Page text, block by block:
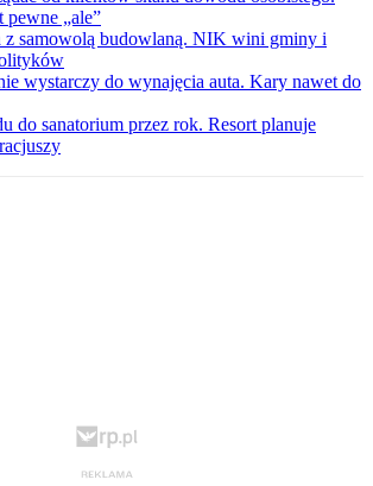
pewne „ale”
z samowolą budowlaną. NIK wini gminy i
wystarczy do wynajęcia auta. Kary nawet do
do sanatorium przez rok. Resort planuje